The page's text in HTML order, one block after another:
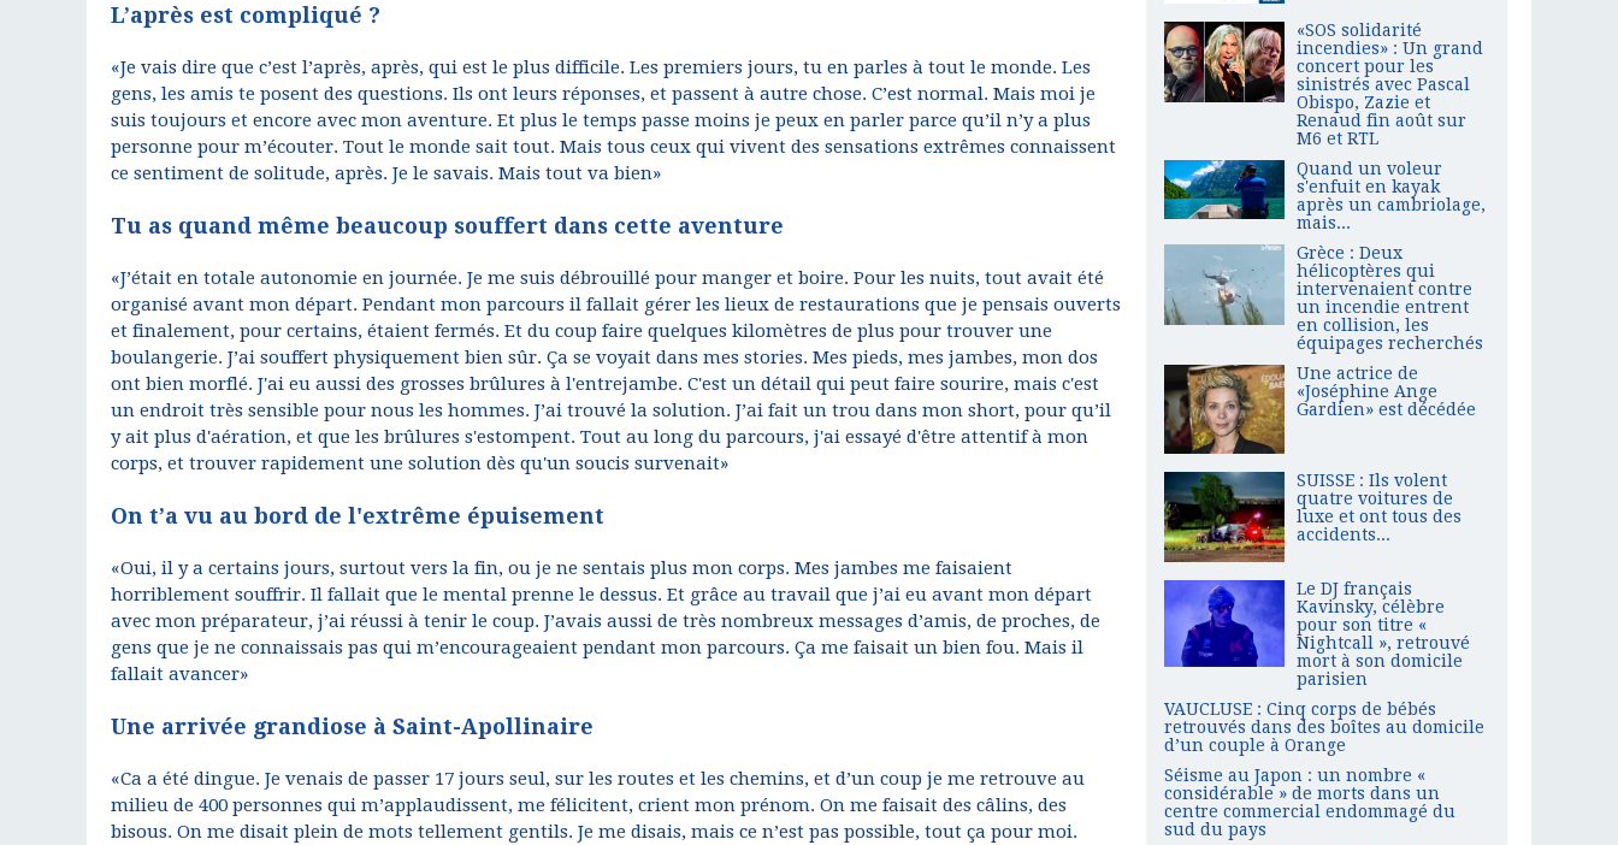
L’après est compliqué ?
«Je vais dire que c’est l’après, après, qui est le plus difficile. Les premiers jours, tu en parles à tout le monde. Les
gens, les amis te posent des questions. Ils ont leurs réponses, et passent à autre chose. C’est normal. Mais moi je
suis toujours et encore avec mon aventure. Et plus le temps passe moins je peux en parler parce qu’il n’y a plus
personne pour m’écouter. Tout le monde sait tout. Mais tous ceux qui vivent des sensations extrêmes connaissent
ce sentiment de solitude, après. Je le savais. Mais tout va bien»
Tu as quand même beaucoup souffert dans cette aventure
«J’était en totale autonomie en journée. Je me suis débrouillé pour manger et boire. Pour les nuits, tout avait été
organisé avant mon départ. Pendant mon parcours il fallait gérer les lieux de restaurations que je pensais ouverts
et finalement, pour certains, étaient fermés. Et du coup faire quelques kilomètres de plus pour trouver une
boulangerie. J’ai souffert physiquement bien sûr. Ça se voyait dans mes stories. Mes pieds, mes jambes, mon dos
ont bien morflé. J'ai eu aussi des grosses brûlures à l'entrejambe. C'est un détail qui peut faire sourire, mais c'est
un endroit très sensible pour nous les hommes. J’ai trouvé la solution. J’ai fait un trou dans mon short, pour qu’il
y ait plus d'aération, et que les brûlures s'estompent. Tout au long du parcours, j'ai essayé d'être attentif à mon
corps, et trouver rapidement une solution dès qu'un soucis survenait»
On t’a vu au bord de l'extrême épuisement
«Oui, il y a certains jours, surtout vers la fin, ou je ne sentais plus mon corps. Mes jambes me faisaient
horriblement souffrir. Il fallait que le mental prenne le dessus. Et grâce au travail que j’ai eu avant mon départ
avec mon préparateur, j’ai réussi à tenir le coup. J’avais aussi de très nombreux messages d’amis, de proches, de
gens que je ne connaissais pas qui m’encourageaient pendant mon parcours. Ça me faisait un bien fou. Mais il
fallait avancer»
Une arrivée grandiose à Saint-Apollinaire
«Ca a été dingue. Je venais de passer 17 jours seul, sur les routes et les chemins, et d’un coup je me retrouve au
milieu de 400 personnes qui m’applaudissent, me félicitent, crient mon prénom. On me faisait des câlins, des
bisous. On me disait plein de mots tellement gentils. Je me disais, mais ce n’est pas possible, tout ça pour moi.
«SOS solidarité
incendies» : Un grand
concert pour les
sinistrés avec Pascal
Obispo, Zazie et
Renaud fin août sur
M6 et RTL
Quand un voleur
s'enfuit en kayak
après un cambriolage,
mais...
Grèce : Deux
hélicoptères qui
intervenaient contre
un incendie entrent
en collision, les
équipages recherchés
Une actrice de
«Joséphine Ange
Gardien» est décédée
SUISSE : Ils volent
quatre voitures de
luxe et ont tous des
accidents...
Le DJ français
Kavinsky, célèbre
pour son titre «
Nightcall », retrouvé
mort à son domicile
parisien
VAUCLUSE : Cinq corps de bébés
retrouvés dans des boîtes au domicile
d’un couple à Orange
Séisme au Japon : un nombre «
considérable » de morts dans un
centre commercial endommagé du
sud du pays